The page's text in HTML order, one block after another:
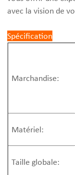
avec la vision de
Spécification
Marchandise:
Matériel:
Taille globale: